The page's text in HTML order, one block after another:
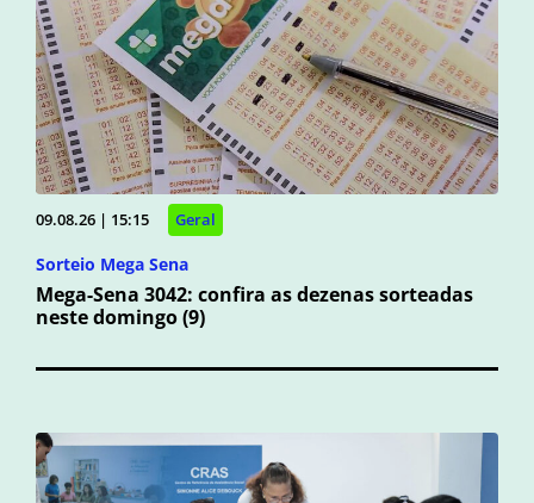
09.08.26 | 15:15 Geral
Sorteio Mega Sena
Mega-Sena 3042: confira as dezenas sorteadas
neste domingo (9)